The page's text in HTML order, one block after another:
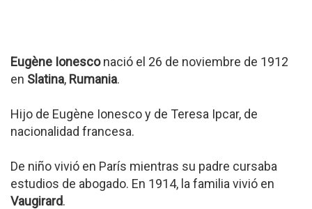
Eugène Ionesconació el 26 de noviembre de 1912
en Slatina, Rumania.
Hijo de Eugène Ionesco y de Teresa Ipcar, de
nacionalidad francesa.
De niño vivió en París mientras su padre cursaba
estudios de abogado. En 1914, la familia vivió en
Vaugirard.